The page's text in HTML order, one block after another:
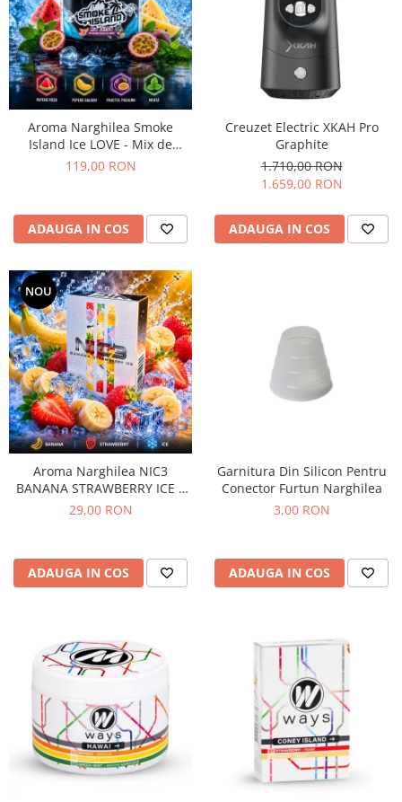
Aroma Narghilea Smoke
Island Ice LOVE - Mix de
pepene, fructul pasiunii si
119,00 RON
ADAUGA IN COS
Creuzet Electric XKAH Pro
Graphite
1.710,00 RON
1.659,00 RON
ADAUGA IN COS
NOU
Aroma Narghilea NIC3
BANANA STRAWBERRY ICE –
Banane cu capsuni si gheata,
29,00 RON
ADAUGA IN COS
Garnitura Din Silicon Pentru
Conector Furtun Narghilea
3,00 RON
ADAUGA IN COS